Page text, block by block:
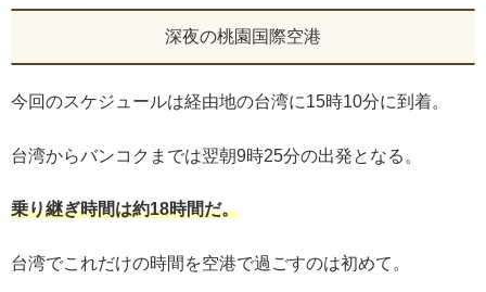
深夜の桃園国際空港
今回のスケジュールは経由地の台湾に15時10分に到着。
台湾からバンコクまでは翌朝9時25分の出発となる。
乗り継ぎ時間は約18時間だ。
台湾でこれだけの時間を空港で過ごすのは初めて。